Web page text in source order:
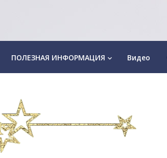
ПОЛЕЗНАЯ ИНФОРМАЦИЯ keyboard_arrow_down Видео